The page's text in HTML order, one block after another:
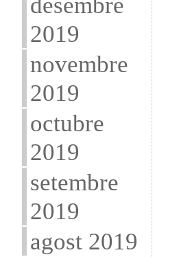
2019
novembre
2019
octubre
2019
setembre
2019
agost 2019